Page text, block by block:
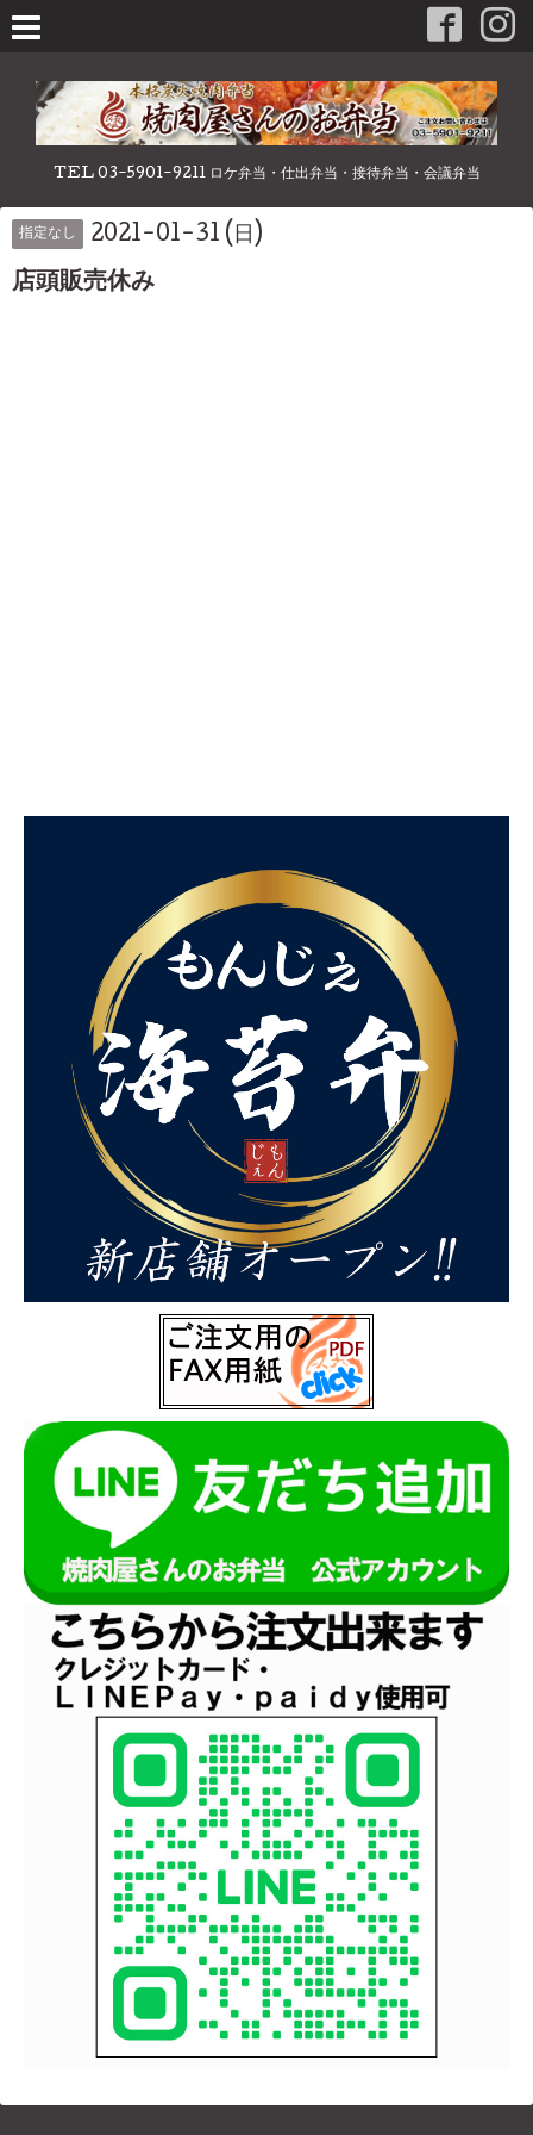
TEL 03-5901-9211 ロケ弁当・仕出弁当・接待弁当・会議弁当
指定なし 2021-01-31 (日)
店頭販売休み